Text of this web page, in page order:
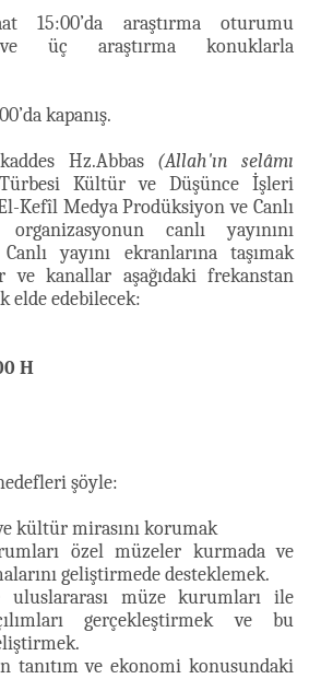
15:00’da araştırma oturumu
ve üç araştırma konuklarla
kapanış.
Hz.Abbas (Allah'ın selâmı
Kültür ve Düşünce İşleri
Kefîl Medya Prodüksiyon ve Canlı
canlı yayınını
yayını ekranlarına taşımak
ve kanallar aşağıdaki frekanstan
elde edebilecek:
H
şöyle:
kültür mirasını korumak
özel müzeler kurmada ve
geliştirmede desteklemek.
uluslararası müze kurumları ile
gerçekleştirmek ve bu
tanıtım ve ekonomi konusundaki